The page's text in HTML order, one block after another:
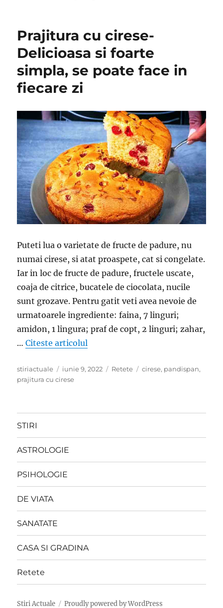
Prajitura cu cirese-
Delicioasa si foarte
simpla, se poate face in
fiecare zi
Puteti lua o varietate de fructe de padure, nu
numai cirese, si atat proaspete, cat si congelate.
Iar in loc de fructe de padure, fructele uscate,
coaja de citrice, bucatele de ciocolata, nucile
sunt grozave. Pentru gatit veti avea nevoie de
urmatoarele ingrediente: faina, 7 linguri;
amidon, 1 lingura; praf de copt, 2 linguri; zahar,
…Citeste articolul
Author
stiriactuale
Posted
on
iunie 9, 2022 Categories
Retete Tags
cirese, pandispan,
prajitura cu cirese
STIRI
ASTROLOGIE
PSIHOLOGIE
DE VIATA
SANATATE
CASA SI GRADINA
Retete
Stiri Actuale Proudly powered by WordPress